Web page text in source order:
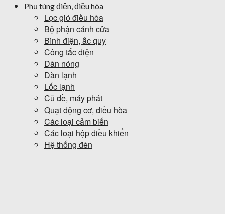
Phụ tùng điện, điều hòa
Lọc gió điều hòa
Bộ phận cánh cửa
Bình điện, ắc quy
Công tắc điện
Dàn nóng
Dàn lạnh
Lốc lạnh
Củ đề, máy phát
Quạt động cơ, điều hòa
Các loại cảm biến
Các loại hộp điều khiển
Hệ thống đèn